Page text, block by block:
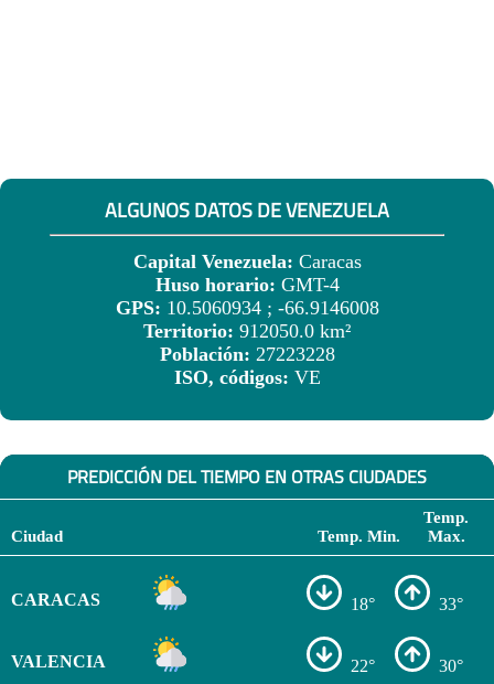
ALGUNOS DATOS DE VENEZUELA
Capital Venezuela: Caracas
Huso horario: GMT-4
GPS: 10.5060934 ; -66.9146008
Territorio: 912050.0 km²
Población: 27223228
ISO, códigos: VE
PREDICCIÓN DEL TIEMPO EN OTRAS CIUDADES
Ciudad Temp. Min.
Temp.
Max.
CARACAS 18° 33°
VALENCIA 22° 30°